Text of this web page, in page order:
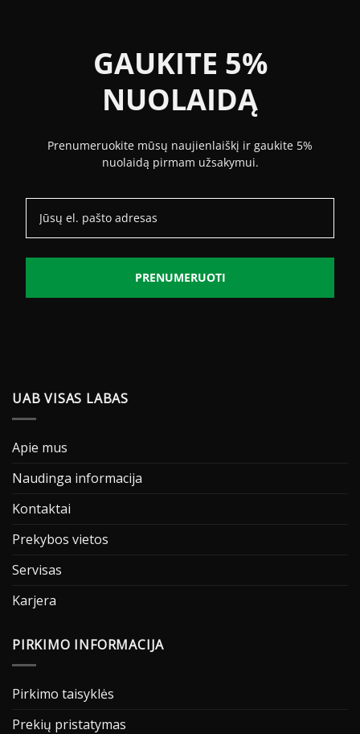
GAUKITE 5%
NUOLAIDĄ
Prenumeruokite mūsų naujienlaiškį ir gaukite 5%
nuolaidą pirmam užsakymui.
PRENUMERUOTI
UAB VISAS LABAS
Apie mus
Naudinga informacija
Kontaktai
Prekybos vietos
Servisas
Karjera
PIRKIMO INFORMACIJA
Pirkimo taisyklės
Prekių pristatymas